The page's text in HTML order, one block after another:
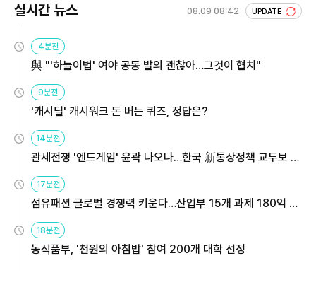
실시간 뉴스 08.09 08:42 UPDATE
4분전
與 "'하늘이법' 여야 공동 발의 괜찮아…그것이 협치"
9분전
'캐시딜' 캐시워크 돈 버는 퀴즈, 정답은?
14분전
관세전쟁 '엔드게임' 윤곽 나오나…한국 新통상정책 교두보 활
용해야
17분전
섬유패션 글로벌 경쟁력 키운다…산업부 15개 과제 180억 지
원
18분전
농식품부, '천원의 아침밥' 참여 200개 대학 선정